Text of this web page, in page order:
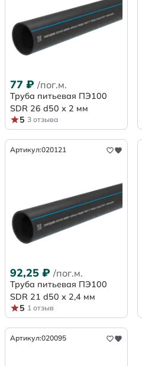
77 ₽ /пог.м.
Труба питьевая ПЭ100
SDR 26 d50 х 2 мм
5 3 отзыва
Артикул:020121
92,25 ₽ /пог.м.
Труба питьевая ПЭ100
SDR 21 d50 х 2,4 мм
5 1 отзыв
Артикул:020095